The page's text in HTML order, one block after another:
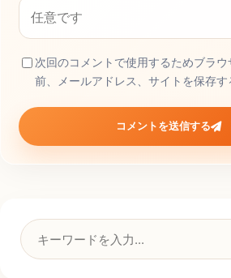
次回のコメントで使用するためブラウ
前、メールアドレス、サイトを保存す
コメントを送信する
検
索